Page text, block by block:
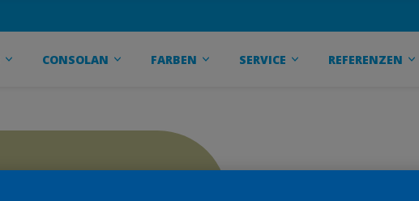
CONSOLAN FARBEN SERVICE REFERENZEN